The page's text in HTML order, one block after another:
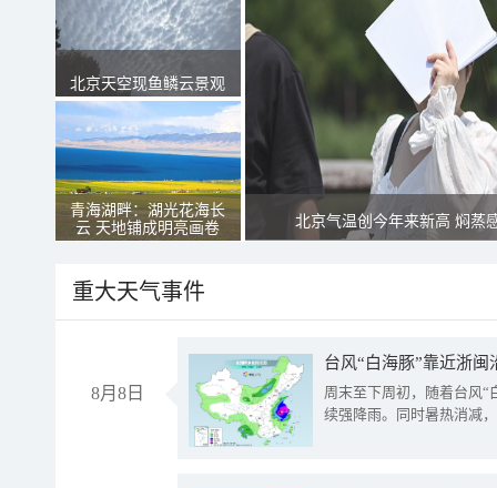
北京天空现鱼鳞云景观
青海湖畔：湖光花海长
云 天地铺成明亮画卷
北京气温创今年来新高 焖蒸
重大天气事件
8月8日
台风“白海豚”靠近浙
周末至下周初，随着台风“
续强降雨。同时暑热消减